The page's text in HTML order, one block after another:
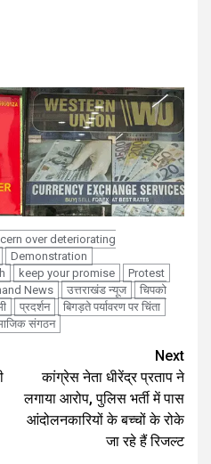
over deteriorating
Demonstration
keep your promise
Protest
News उत्तराखंड न्यूज
चिपको
प्रदर्शन
बिगड़ते पर्यावरण पर चिंता
संगठन
Next
कांग्रेस नेता धीरेंद्र प्रताप ने
लगाया आरोप, पुलिस भर्ती में पास
आंदोलनकारियों के बच्चों के रोके
जा रहे हैं रिजल्ट